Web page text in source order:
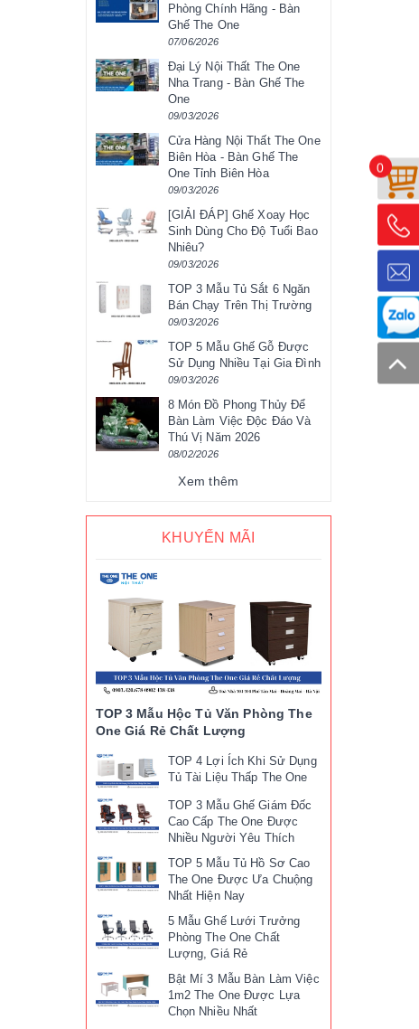
Phòng Chính Hãng - Bàn
Ghế The One
07/06/2026
Đại Lý Nội Thất The One
Nha Trang - Bàn Ghế The
One
09/03/2026
Cửa Hàng Nội Thất The One
Biên Hòa - Bàn Ghế The
One Tỉnh Biên Hòa
09/03/2026
[GIẢI ĐÁP] Ghế Xoay Học
Sinh Dùng Cho Độ Tuổi Bao
Nhiêu?
09/03/2026
TOP 3 Mẫu Tủ Sắt 6 Ngăn
Bán Chạy Trên Thị Trường
09/03/2026
TOP 5 Mẫu Ghế Gỗ Được
Sử Dụng Nhiều Tại Gia Đình
09/03/2026
8 Món Đồ Phong Thủy Để
Bàn Làm Việc Độc Đáo Và
Thú Vị Năm 2026
08/02/2026
Xem thêm
KHUYẾN MÃI
TOP 3 Mẫu Hộc Tủ Văn Phòng The
One Giá Rẻ Chất Lượng
TOP 4 Lợi Ích Khi Sử Dụng
Tủ Tài Liệu Thấp The One
TOP 3 Mẫu Ghế Giám Đốc
Cao Cấp The One Được
Nhiều Người Yêu Thích
TOP 5 Mẫu Tủ Hồ Sơ Cao
The One Được Ưa Chuộng
Nhất Hiện Nay
5 Mẫu Ghế Lưới Trưởng
Phòng The One Chất
Lượng, Giá Rẻ
Bật Mí 3 Mẫu Bàn Làm Việc
1m2 The One Được Lựa
Chọn Nhiều Nhất
0